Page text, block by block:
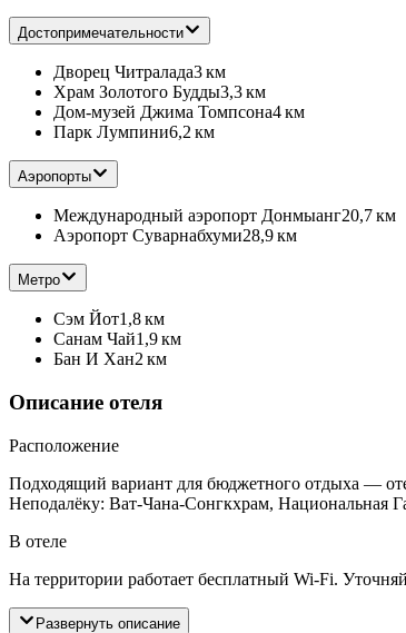
Достопримечательности
Дворец Читралада3 км
Храм Золотого Будды3,3 км
Дом-музей Джима Томпсона4 км
Парк Лумпини6,2 км
Аэропорты
Международный аэропорт Донмыанг20,7 км
Аэропорт Суварнабхуми28,9 км
Метро
Сэм Йот1,8 км
Санам Чай1,9 км
Бан И Хан2 км
Описание отеля
Расположение
Подходящий вариант для бюджетного отдыха —
Неподалёку: Ват-Чана-Сонгкхрам, Национальная
В отеле
На территории работает бесплатный Wi-Fi.
Развернуть описание